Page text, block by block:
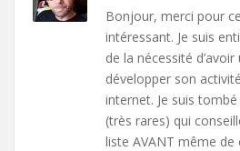
Bonjour, merci pour
intéressant. Je suis
de la nécessité
développer son
internet. Je suis
(très rares) qui
liste AVANT même